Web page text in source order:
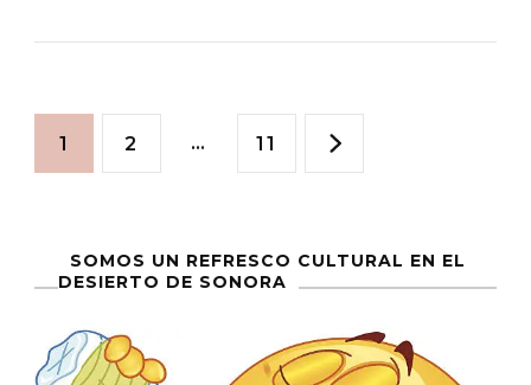
Plebes
Andaban
Testimonio
Paginación
entradas
Página
1 Página
2 … Página
11
SOMOS UN REFRESCO CULTURAL EN EL
DESIERTO DE SONORA